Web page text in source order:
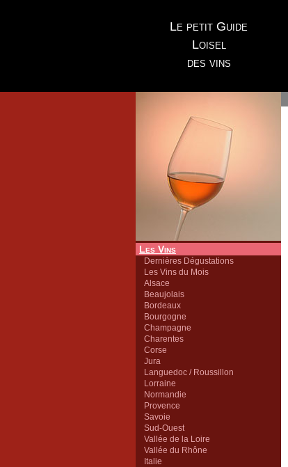
Le petit Guide
Loisel
des vins
Les Vins
Dernières Dégustations
Les Vins du Mois
Alsace
Beaujolais
Bordeaux
Bourgogne
Champagne
Charentes
Corse
Jura
Languedoc / Roussillon
Lorraine
Normandie
Provence
Savoie
Sud-Ouest
Vallée de la Loire
Vallée du Rhône
Italie